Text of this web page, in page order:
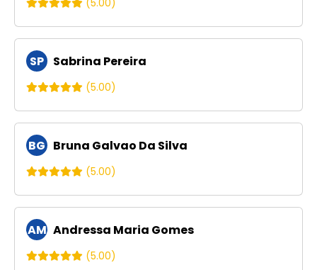
(5.00)
SP Sabrina Pereira
(5.00)
BG Bruna Galvao Da Silva
(5.00)
AM Andressa Maria Gomes
(5.00)